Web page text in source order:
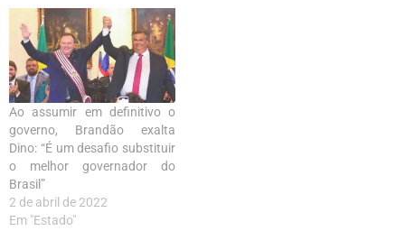
Ao assumir em definitivo o
governo, Brandão exalta
Dino: “É um desafio substituir
o melhor governador do
Brasil”
2 de abril de 2022
Em "Estado"